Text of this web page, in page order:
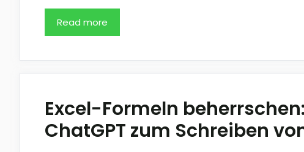
Read more
Excel-Formeln
ChatGPT zum Schreiben